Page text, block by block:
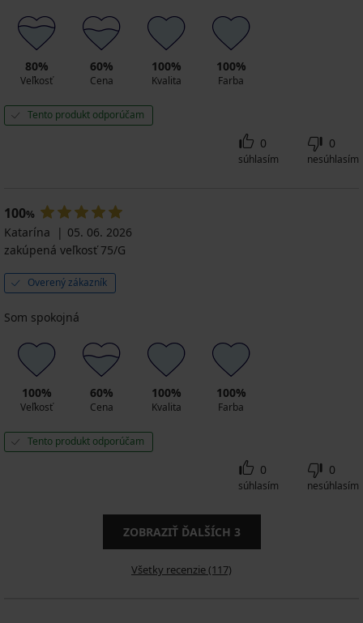
80%
Veľkosť
60%
Cena
100%
Kvalita
100%
Farba
Tento produkt odporúčam
0
súhlasím
0
nesúhlasím
100%
Katarína
05. 06. 2026
zakúpená veľkosť 75/G
Overený zákazník
Som spokojná
100%
Veľkosť
60%
Cena
100%
Kvalita
100%
Farba
Tento produkt odporúčam
0
súhlasím
0
nesúhlasím
ZOBRAZIŤ ĎALŠÍCH 3
Všetky recenzie (117)